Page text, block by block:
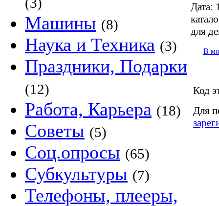
Машины (8)
Наука и Техника (3)
Праздники, Подарки
(12)
Работа, Карьера (18)
Советы (5)
Соц.опросы (65)
Субкультуры (7)
Телефоны, плееры,
Дата:
для
В
Код
Для